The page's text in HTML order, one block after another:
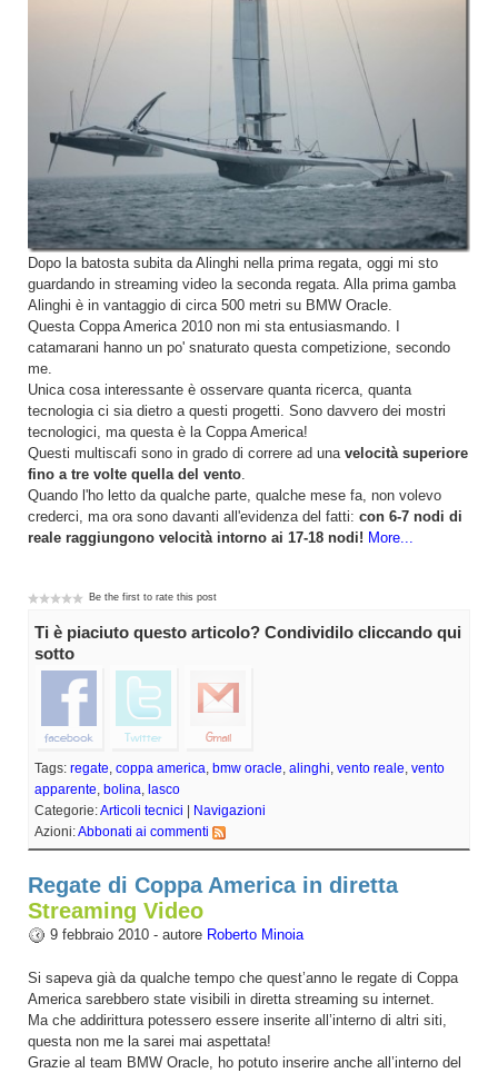
Dopo la batosta subita da Alinghi nella prima regata, oggi mi sto
guardando in streaming video la seconda regata. Alla prima gamba
Alinghi è in vantaggio di circa 500 metri su BMW Oracle.
Questa Coppa America 2010 non mi sta entusiasmando. I
catamarani hanno un po' snaturato questa competizione, secondo
me.
Unica cosa interessante è osservare quanta ricerca, quanta
tecnologia ci sia dietro a questi progetti. Sono davvero dei mostri
tecnologici, ma questa è la Coppa America!
Questi multiscafi sono in grado di correre ad una velocità superiore
fino a tre volte quella del vento.
Quando l'ho letto da qualche parte, qualche mese fa, non volevo
crederci, ma ora sono davanti all'evidenza del fatti: con 6-7 nodi di
reale raggiungono velocità intorno ai 17-18 nodi! More...
Be the first to rate this post
Ti è piaciuto questo articolo? Condividilo cliccando qui
sotto
Tags: regate, coppa america, bmw oracle, alinghi, vento reale, vento
apparente, bolina, lasco
Categorie:Articoli tecnici
Navigazioni
Azioni:Abbonati ai commenti
Regate di Coppa America in diretta
Streaming Video
9 febbraio 2010 - autore Roberto Minoia
Si sapeva già da qualche tempo che quest’anno le regate di Coppa
America sarebbero state visibili in diretta streaming su internet.
Ma che addirittura potessero essere inserite all’interno di altri siti,
questa non me la sarei mai aspettata!
Grazie al team BMW Oracle, ho potuto inserire anche all’interno del